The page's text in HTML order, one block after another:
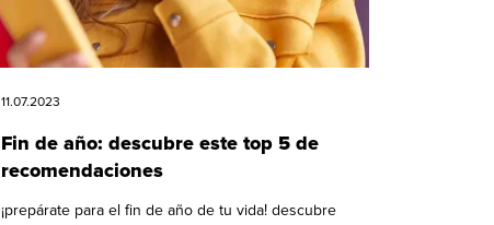
11.07.2023
Fin de año: descubre este top 5 de
recomendaciones
¡prepárate para el fin de año de tu vida! descubre